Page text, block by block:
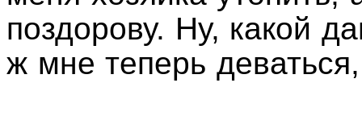
поздорову. Ну, какой
ж мне теперь